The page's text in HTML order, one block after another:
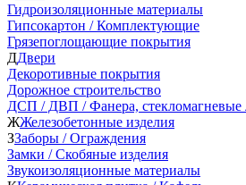
Гидроизоляционные материалы
Гипсокартон / Комплектующие
Грязепоглощающие покрытия
ДДвери
Декоротивные покрытия
Дорожное строительство
ДСП / ДВП / Фанера, стекломагневые
ЖЖелезобетонные изделия
ЗЗаборы / Ограждения
Замки / Скобяные изделия
Звукоизоляционные материалы